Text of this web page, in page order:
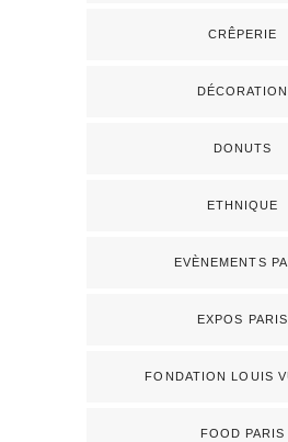
CRÊPERIE
DÉCORATION
DONUTS
ETHNIQUE
EVÈNEMENTS
EXPOS PARIS
FONDATION LOUIS
FOOD PARIS